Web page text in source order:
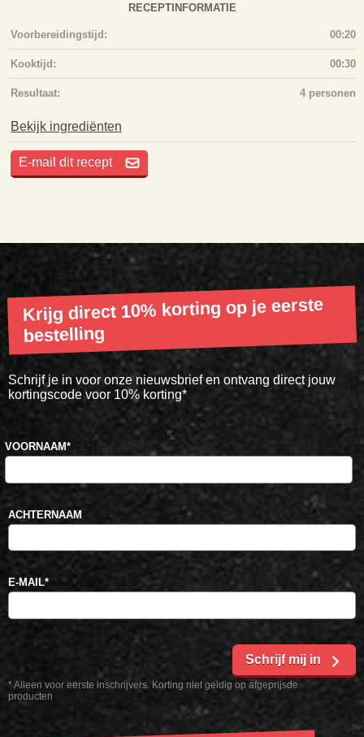
RECEPTINFORMATIE
Voorbereidingstijd: 00:20
Kooktijd: 00:30
Resultaat: 4 personen
Bekijk ingrediënten
E-mail dit recept
Krijg direct 10% korting op je eerste
bestelling
Schrijf je in voor onze nieuwsbrief en ontvang direct jouw
kortingscode voor 10% korting*
* Alleen voor eerste inschrijvers. Korting niet geldig op afgeprijsde
producten
VOORNAAM*
ACHTERNAAM
E-MAIL*
Schrijf mij in